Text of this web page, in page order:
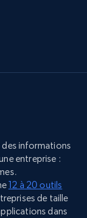
des informations
entreprise :
12 à 20 outils
de taille
dans